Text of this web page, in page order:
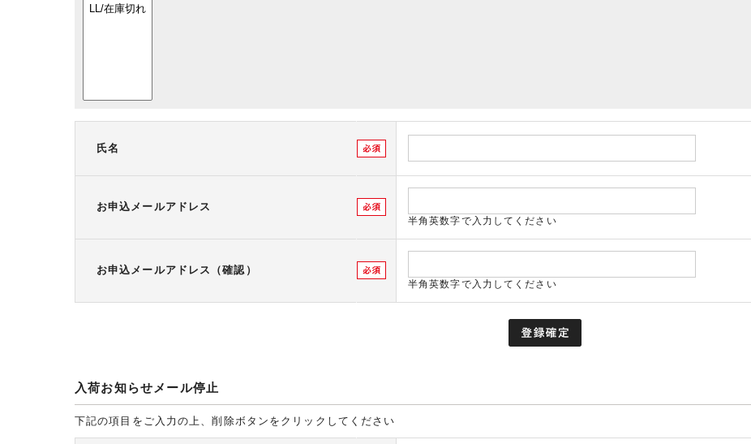
氏名
お申込メールアドレス
半角英数字で入力してください
お申込メールアドレス（確認）
半角英数字で入力してください
入荷お知らせメール停止
下記の項目をご入力の上、削除ボタンをクリックしてください